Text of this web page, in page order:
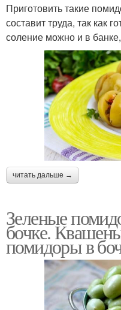
Приготовить такие
составит труда, так как
соление можно и в
читать дальше →
Зеленые
бочке.
помидоры в